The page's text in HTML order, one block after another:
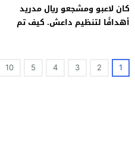
كان لاعبو ومشجعو ريال مدريد
أهدافًا لتنظيم داعش. كيف تم
1
2
3
4
5
10